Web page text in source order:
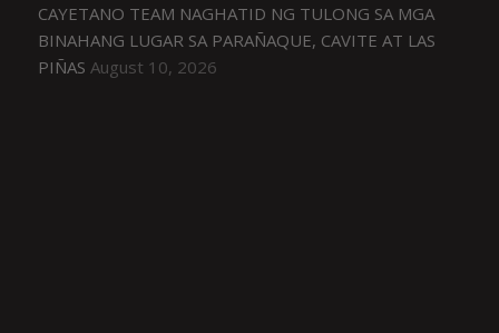
CAYETANO TEAM NAGHATID NG TULONG SA MGA
BINAHANG LUGAR SA PARAÑAQUE, CAVITE AT LAS
PIÑAS August 10, 2026